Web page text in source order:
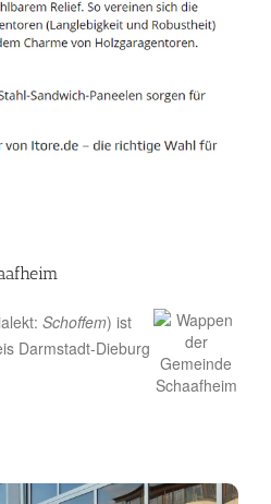
Schoffem) ist
Darmstadt-Dieburg